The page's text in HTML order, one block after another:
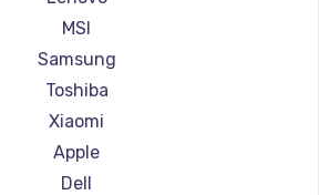
ноутбуков Philips
ноутбуков LG
ноутбуков Panasonic
ноутбуков Irbis
ноутбуков Thunderobot
ноутбуков Hasee
MSI
Samsung
Toshiba
Xiaomi
Apple
Dell